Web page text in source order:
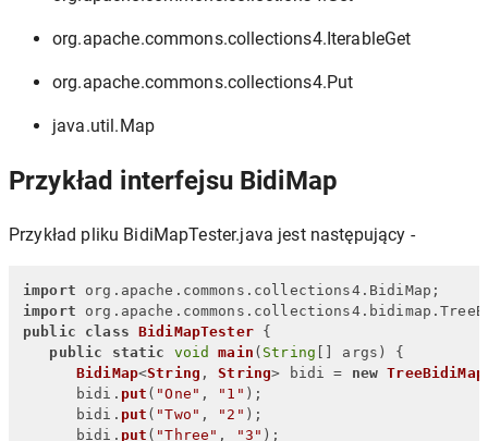
org.apache.commons.collections4.IterableGet
org.apache.commons.collections4.Put
java.util.Map
Przykład interfejsu BidiMap
Przykład pliku BidiMapTester.java jest następujący -
import org. apache . commons . collections4. BidiMap
import org. apache . commons . collections4. bidimap .
public
class BidiMapTester {
public
static void main ( String [] args ) {
BidiMap<String , String> bidi = new TreeBidiMap
      bidi.
put ( "One" , "1" );
      bidi.
put ( "Two" , "2" );
      bidi.
put ( "Three" , "3" );